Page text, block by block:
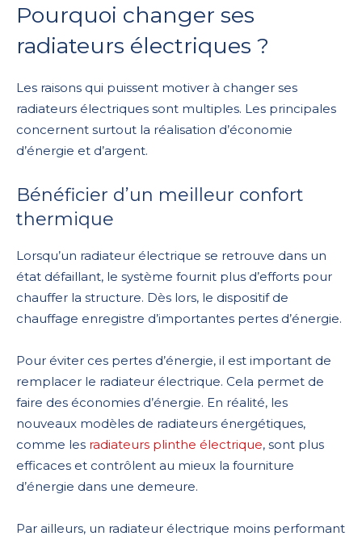
Pourquoi changer ses
radiateurs électriques ?
Les raisons qui puissent motiver à changer ses
radiateurs électriques sont multiples. Les principales
concernent surtout la réalisation d’économie
d’énergie et d’argent.
Bénéficier d’un meilleur confort
thermique
Lorsqu’un radiateur électrique se retrouve dans un
état défaillant, le système fournit plus d’efforts pour
chauffer la structure. Dès lors, le dispositif de
chauffage enregistre d’importantes pertes d’énergie.
Pour éviter ces pertes d’énergie, il est important de
remplacer le radiateur électrique. Cela permet de
faire des économies d’énergie. En réalité, les
nouveaux modèles de radiateurs énergétiques,
comme les radiateurs plinthe électrique, sont plus
efficaces et contrôlent au mieux la fourniture
d’énergie dans une demeure.
Par ailleurs, un radiateur électrique moins performant